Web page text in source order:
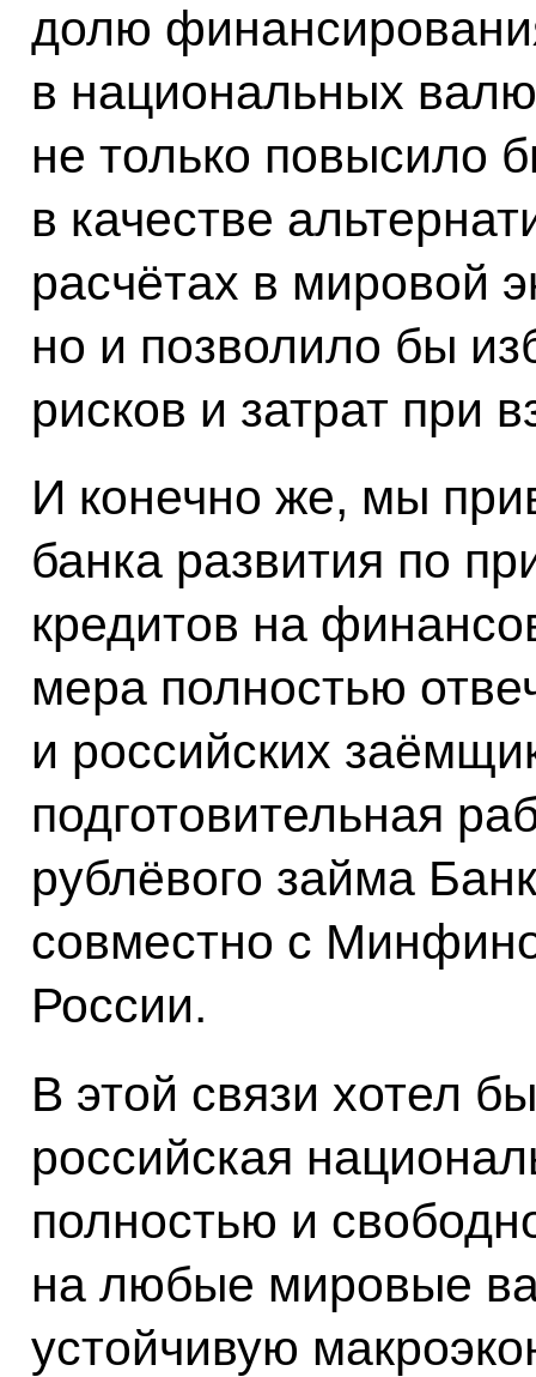
долю
в национальных
не только повысило
в качестве
расчётах в мировой
но и позволило бы
рисков и затрат при
И конечно же, мы
банка развития по
кредитов на
мера полностью
и российских
подготовительная
рублёвого займа
совместно с
России.
В этой связи хотел
российская
полностью и
на любые мировые
устойчивую